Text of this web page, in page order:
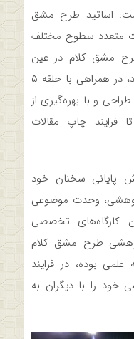
اساتید طرح مشق
متعدد سطوح مختلف
مشق کلام در عین
تکمیل مباحث پژوهشی پیشین خود، در همراهی با حلقه ۵
و با بهره‌گیری از
فرایند چاپ مقالات
پایانی سخنان خود
وحدت موضوعی
کارگاه‌های تخصصی
طرح مشق کلام
بوده، در فرایند
خود را با دیگران به